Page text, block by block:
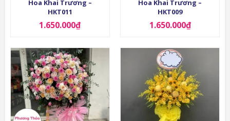
Hoa Khai Trương –
HKT011
1.650.000₫
Hoa Khai Trương –
HKT009
1.650.000₫